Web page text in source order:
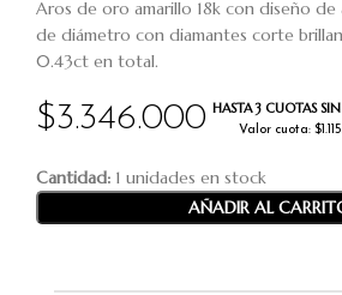
$3.346.000 HASTA 3 CUOTAS SIN
Valor cuota:
Aros de oro amarillo 18k con diseño
de diámetro con diamantes corte
0.43ct en total.
Cantidad: 1 unidades en stock
AÑADIR AL